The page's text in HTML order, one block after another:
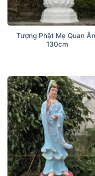
Tượng Phật Mẹ Quan
130cm